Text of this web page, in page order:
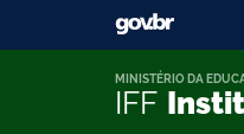
IFF
MINISTÉRIO DA